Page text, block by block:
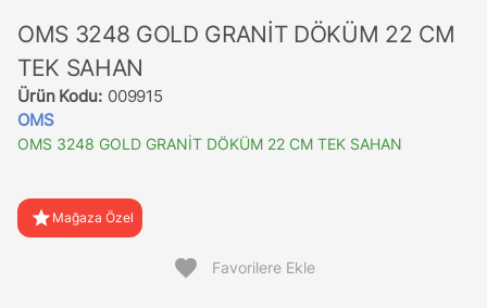
OMS 3248 GOLD GRANİT DÖKÜM 22 CM
TEK SAHAN
Ürün Kodu: 009915
OMS
OMS 3248 GOLD GRANİT DÖKÜM 22 CM TEK SAHAN
star Mağaza Özel
favorite Favorilere Ekle